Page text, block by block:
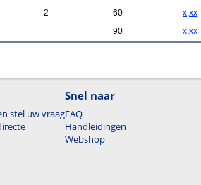
2
60
x,xx
90
x,xx
stel uw vraag
Snel naar
FAQ
Handleidingen
Webshop